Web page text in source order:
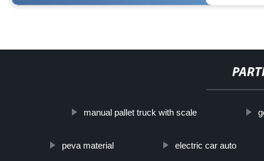
manual pallet truck with scale
peva material electric car auto